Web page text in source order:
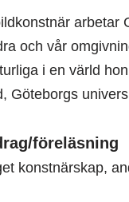
arbetar
och vår
i en värld
Göteborgs
föreläsning
konstnärskap,